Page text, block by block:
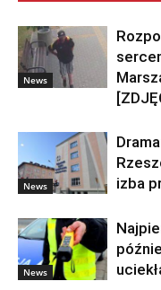
News
News
izba
News